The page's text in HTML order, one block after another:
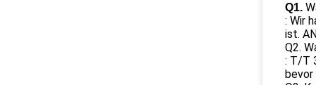
Q1.
: Wir
ist.
Q2.
: T/T
bevor